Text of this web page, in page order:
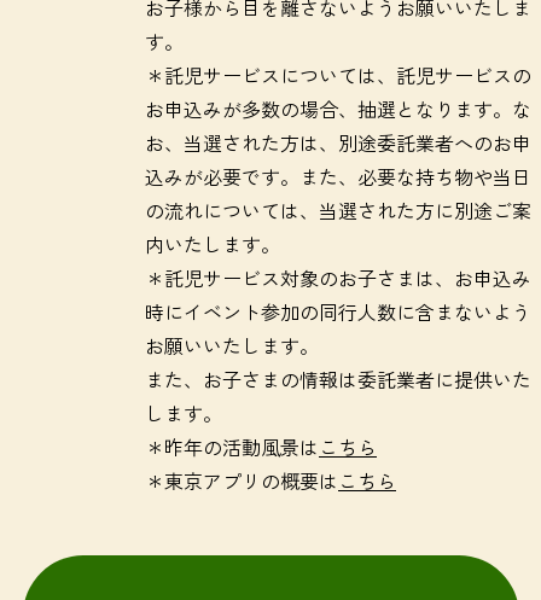
お子様から目を離さないようお願いいたしま
す。
＊託児サービスについては、託児サービスの
お申込みが多数の場合、抽選となります。な
お、当選された方は、別途委託業者へのお申
込みが必要です。また、必要な持ち物や当日
の流れについては、当選された方に別途ご案
内いたします。
＊託児サービス対象のお子さまは、お申込み
時にイベント参加の同行人数に含まないよう
お願いいたします。
また、お子さまの情報は委託業者に提供いた
します。
＊昨年の活動風景は こちら
＊東京アプリの概要は こちら